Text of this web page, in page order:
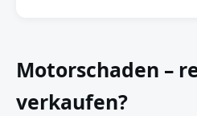
Motorschaden –
verkaufen?